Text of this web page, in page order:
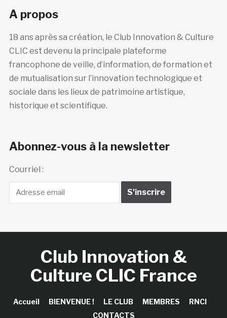
A propos
18 ans après sa création, le Club Innovation & Culture
CLIC est devenu la principale plateforme
francophone de veille, d’information, de formation et
de mutualisation sur l’innovation technologique et
sociale dans les lieux de patrimoine artistique,
historique et scientifique.
Abonnez-vous à la newsletter
Courriel :
Club Innovation &
Culture CLIC France
Accueil BIENVENUE ! LE CLUB MEMBRES
RNCI
CONTACTS